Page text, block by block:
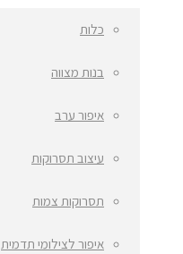
כלות
בנות מצווה
איפור ערב
עיצוב תסרוקות
תסרוקות צמות
איפור לצילומי תדמית